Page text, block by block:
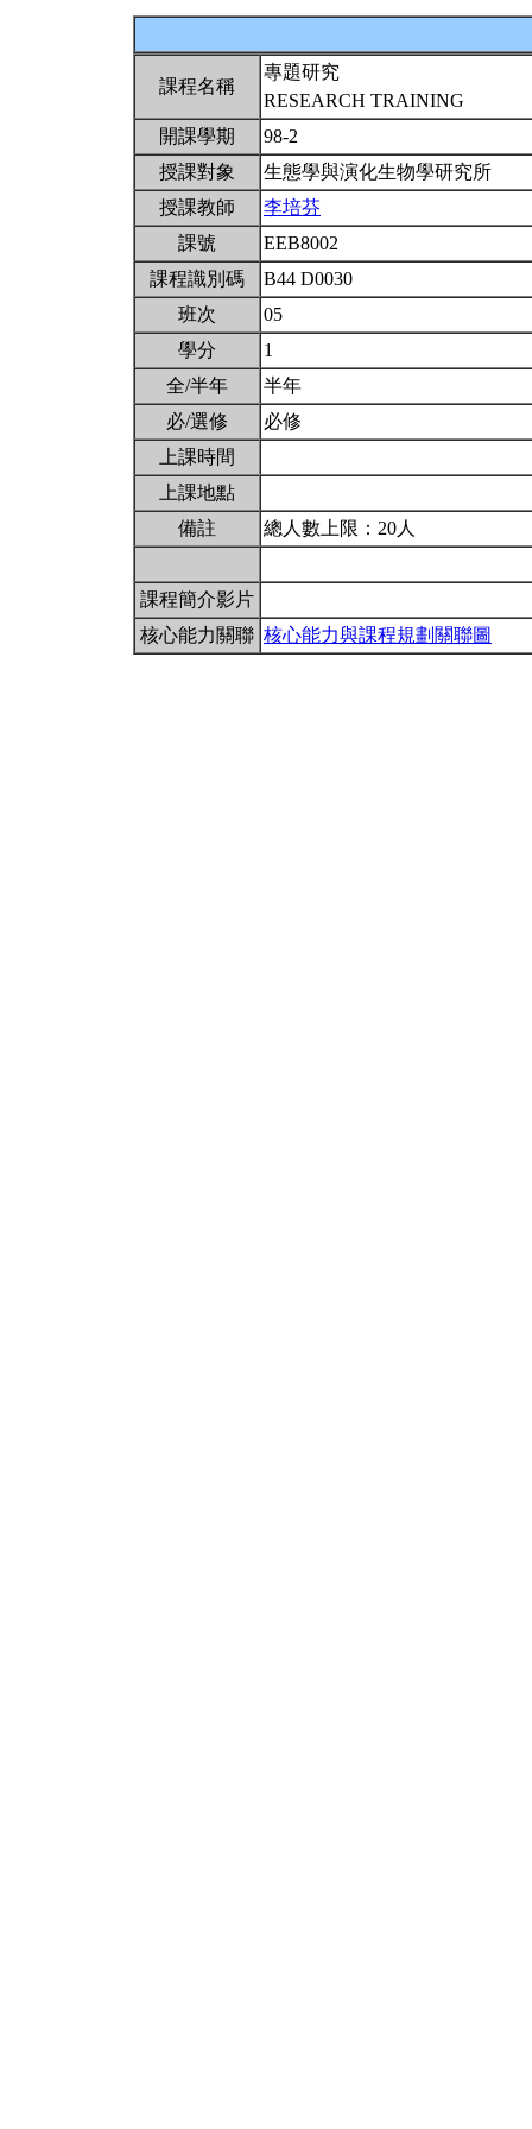
課程名稱
專題研究
RESEARCH TRAINING
開課學期
98-2
授課對象
生態學與演化生物學研究所
授課教師
李培芬
課號
EEB8002
課程識別碼
B44 D0030
班次
05
學分
1
全/半年
半年
必/選修
必修
上課時間
上課地點
備註
總人數上限：20人
課程簡介影片
核心能力關聯 核心能力與課程規劃關聯圖